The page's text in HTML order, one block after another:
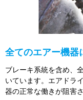
全てのエアー機器
ブレーキ系統を含め、
いています。エアドラ
器の正常な働きが阻害さ